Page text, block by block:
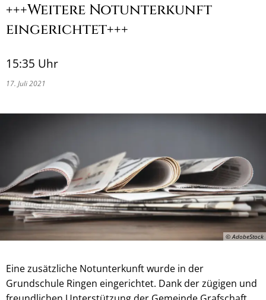
+++Weitere Notunterkunft
eingerichtet+++
15:35 Uhr
17. Juli 2021
© AdobeStock
Eine zusätzliche Notunterkunft wurde in der
Grundschule Ringen eingerichtet. Dank der zügigen und